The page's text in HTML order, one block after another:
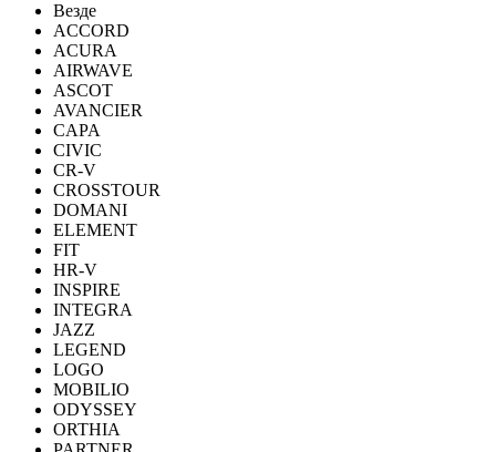
Везде
ACCORD
ACURA
AIRWAVE
ASCOT
AVANCIER
CAPA
CIVIC
CR-V
CROSSTOUR
DOMANI
ELEMENT
FIT
HR-V
INSPIRE
INTEGRA
JAZZ
LEGEND
LOGO
MOBILIO
ODYSSEY
ORTHIA